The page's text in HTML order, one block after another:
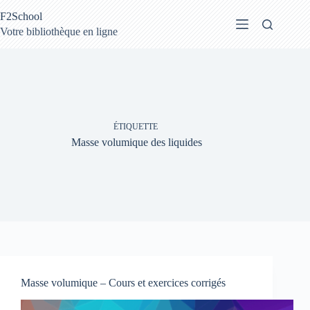
au
contenu
F2School
Votre bibliothèque en ligne
ÉTIQUETTE
Masse volumique des liquides
Masse volumique – Cours et exercices corrigés